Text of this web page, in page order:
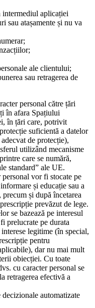
intermediul aplicației
sau atașamente și nu va
ale clientului;
sau retragerea de
personal către țări
în afara Spațiului
în țări care, potrivit
suficientă a datelor
de protecție),
utilizând mecanisme
care se numără,
standard” ale UE.
vor fi stocate pe
și educație sau a
și după încetarea
prevăzut de lege.
se bazează pe interesul
prelucrate pe durata
legitime (în special,
pentru
dar nu mai mult
obiecției. Cu toate
cu caracter personal se
retragerea efectivă a
automatizate